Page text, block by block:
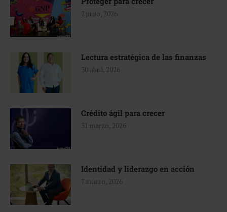
2 junio, 2026
Lectura estratégica de las finanzas
30 abril, 2026
Crédito ágil para crecer
31 marzo, 2026
Identidad y liderazgo en acción
7 marzo, 2026